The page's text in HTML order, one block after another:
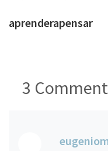
aprenderapensar
3